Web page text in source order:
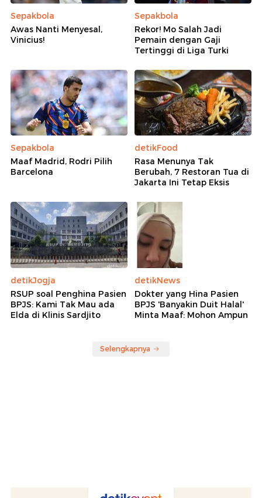
Sepakbola
Awas Nanti Menyesal,
Vinicius!
Sepakbola
Rekor! Mo Salah Jadi
Pemain dengan Gaji
Tertinggi di Liga Turki
Sepakbola
Maaf Madrid, Rodri Pilih
Barcelona
detikFood
Rasa Menunya Tak
Berubah, 7 Restoran Tua di
Jakarta Ini Tetap Eksis
detikJogja
RSUP soal Penghina Pasien
BPJS: Kami Tak Mau ada
Elda di Klinis Sardjito
detikNews
Dokter yang Hina Pasien
BPJS 'Banyakin Duit Halal'
Minta Maaf: Mohon Ampun
Selengkapnya